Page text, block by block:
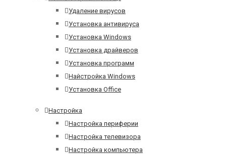
Удаление вирусов
Установка антивируса
Установка Windows
Установка драйверов
Установка программ
Найстройка Windows
Установка Office
Настройка
Настройка периферии
Настройка телевизора
Настройка компьютера